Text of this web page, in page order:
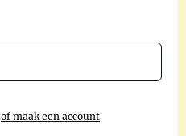
of maak een account